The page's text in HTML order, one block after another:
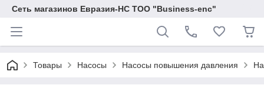
Сеть магазинов Евразия-НС ТОО "Business-enc"
Товары Насосы Насосы повышения давления